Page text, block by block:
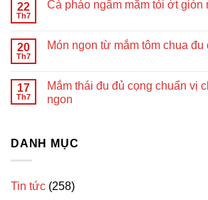
22
Th7
Cà pháo ngâm mắm tỏi ớt giòn
20
Th7
Món ngon từ mắm tôm chua đu
17
Th7
Mắm thái đu đủ cọng chuẩn vị
ngon
DANH MỤC
Tin tức (258)